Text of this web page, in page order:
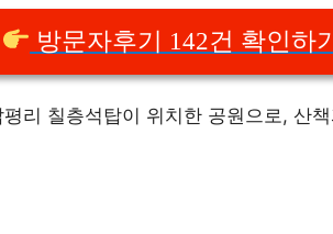
방문자후기 142건 확인하기
리 칠층석탑이 위치한 공원으로, 산